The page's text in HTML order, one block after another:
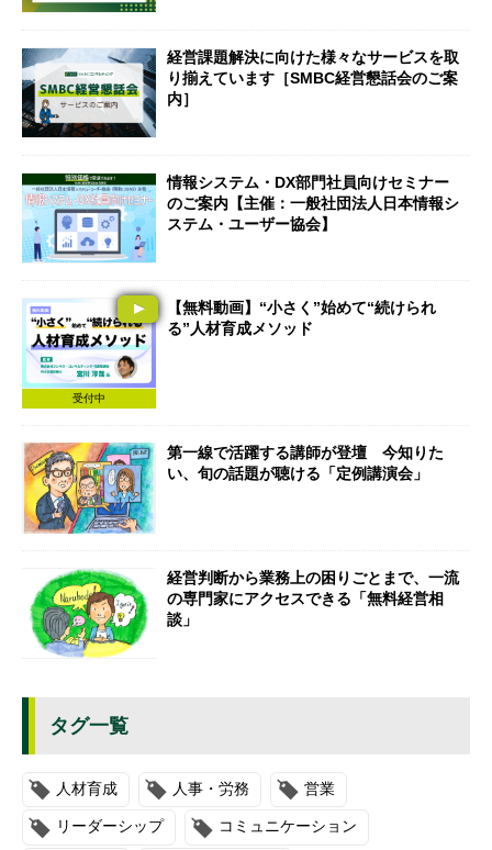
経営課題解決に向けた様々なサービスを取
り揃えています［SMBC経営懇話会のご案
内］
情報システム・DX部門社員向けセミナー
のご案内【主催：一般社団法人日本情報シ
ステム・ユーザー協会】
受付中
【無料動画】“小さく”始めて“続けられ
る”人材育成メソッド
第一線で活躍する講師が登壇 今知りた
い、旬の話題が聴ける「定例講演会」
経営判断から業務上の困りごとまで、一流
の専門家にアクセスできる「無料経営相
談」
タグ一覧
人材育成 人事・労務 営業
リーダーシップ コミュニケーション